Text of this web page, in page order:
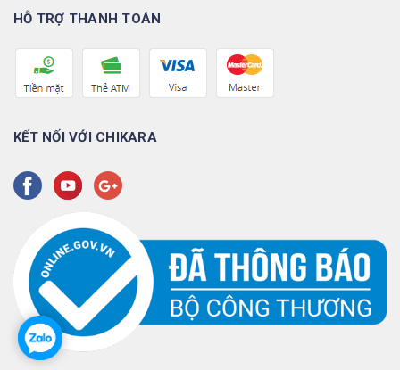
HỖ TRỢ THANH TOÁN
KẾT NỐI VỚI CHIKARA